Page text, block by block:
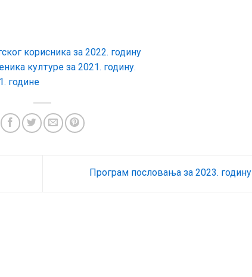
корисника за 2022. годину
културе за 2021. годину.
године
Програм пословања за 2023. годину